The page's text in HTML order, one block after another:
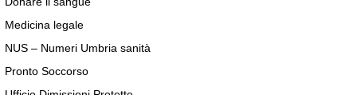
Medicina legale
NUS – Numeri Umbria sanità
Pronto Soccorso